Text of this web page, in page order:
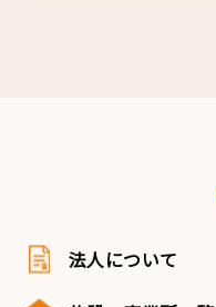
法人について